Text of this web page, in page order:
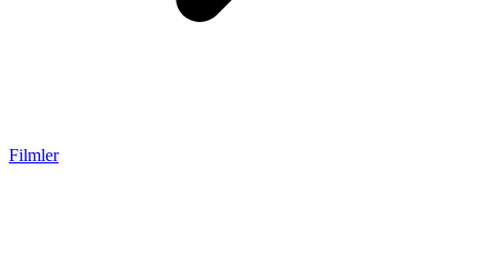
Filmler